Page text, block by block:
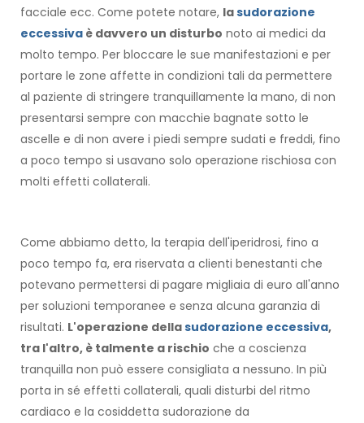
facciale ecc. Come potete notare, lasudorazione
eccessiva è davvero un disturbo noto ai medici da
molto tempo. Per bloccare le sue manifestazioni e per
portare le zone affette in condizioni tali da permettere
al paziente di stringere tranquillamente la mano, di non
presentarsi sempre con macchie bagnate sotto le
ascelle e di non avere i piedi sempre sudati e freddi, fino
a poco tempo si usavano solo operazione rischiosa con
molti effetti collaterali.
Come abbiamo detto, la terapia dell'iperidrosi, fino a
poco tempo fa, era riservata a clienti benestanti che
potevano permettersi di pagare migliaia di euro all'anno
per soluzioni temporanee e senza alcuna garanzia di
risultati. L'operazione dellasudorazione eccessiva,
tra l'altro, è talmente a rischio che a coscienza
tranquilla non può essere consigliata a nessuno. In più
porta in sé effetti collaterali, quali disturbi del ritmo
cardiaco e la cosiddetta sudorazione da